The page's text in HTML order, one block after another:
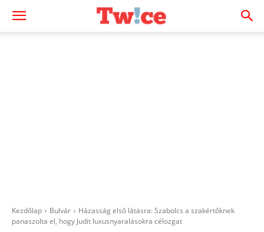
Kezdőlap Bulvár
Házasság első látásra: Szabolcs a szakértőknek
panaszolta el, hogy Judit luxusnyaralásokra célozgat